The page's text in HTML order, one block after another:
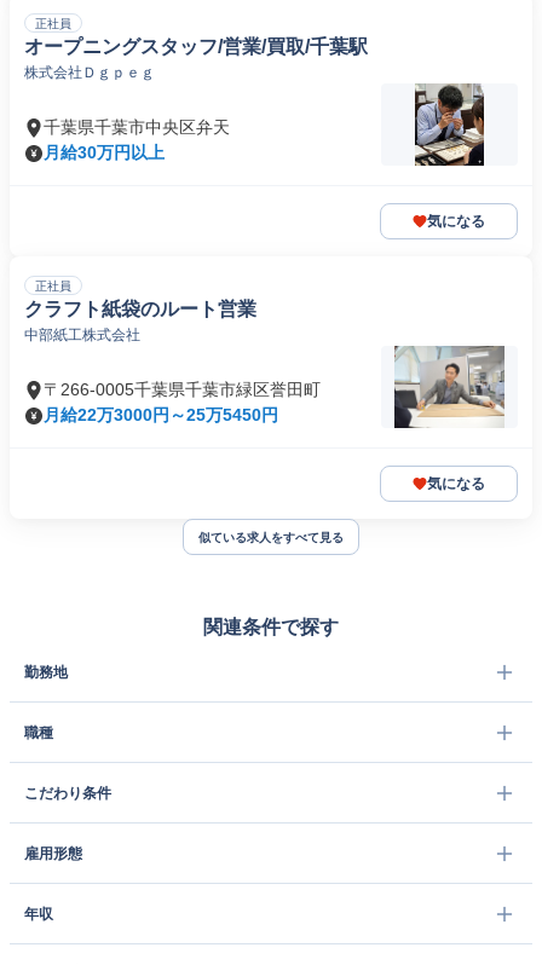
正社員
オープニングスタッフ/営業/買取/千葉駅
株式会社Ｄｇｐｅｇ
千葉県千葉市中央区弁天
月給30万円以上
気になる
正社員
クラフト紙袋のルート営業
中部紙工株式会社
〒266-0005千葉県千葉市緑区誉田町
月給22万3000円～25万5450円
気になる
似ている求人をすべて見る
関連条件で探す
勤務地
職種
こだわり条件
雇用形態
年収